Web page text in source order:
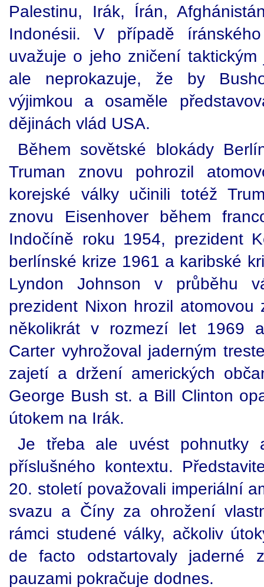
Palestinu, Irák, Írán,
Indonésii. V případě
uvažuje o jeho zničení
ale neprokazuje, že by
výjimkou a osaměle
dějinách vlád USA.
Během sovětské blokády
Truman znovu pohrozil
korejské války učinili totéž
znovu Eisenhover během
Indočíně roku 1954, prezident
berlínské krize 1961 a karibské
Lyndon Johnson v průběhu
prezident Nixon hrozil atomovou
několikrát v rozmezí let 1969
Carter vyhrožoval jaderným
zajetí a držení amerických
George Bush st. a Bill Clinton
útokem na Irák.
Je třeba ale uvést pohnutky
příslušného kontextu.
20. století považovali imperiální
svazu a Číny za ohrožení
rámci studené války, ačkoliv
de facto odstartovaly jaderné
pauzami pokračuje dodnes.